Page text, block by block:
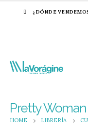
¿DÓNDE
Pretty Woman
HOME LIBRERÍA